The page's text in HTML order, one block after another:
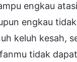
engkau
engkau
keluh kesah,
tidak